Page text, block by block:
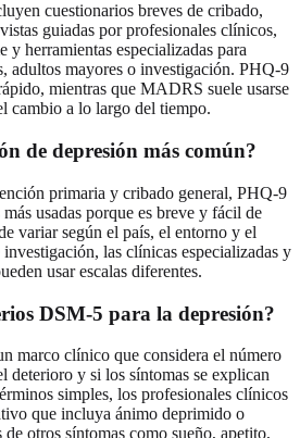
cuestionarios breves de cribado,
guiadas por profesionales clínicos,
herramientas especializadas para
adultos mayores o investigación. PHQ-9
mientras que MADRS suele usarse
cambio a lo largo del tiempo.
de depresión más común?
primaria y cribado general, PHQ-9
usadas porque es breve y fácil de
variar según el país, el entorno y el
las clínicas especializadas y
usar escalas diferentes.
DSM-5 para la depresión?
marco clínico que considera el número
deterioro y si los síntomas se explican
simples, los profesionales clínicos
que incluya ánimo deprimido o
de otros síntomas como sueño, apetito,